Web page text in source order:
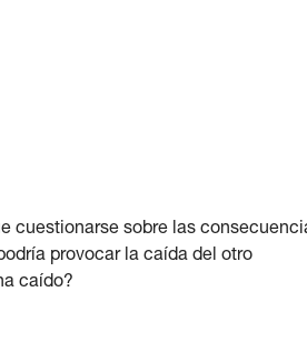
cuestionarse sobre las
provocar la caída del otro
caído?